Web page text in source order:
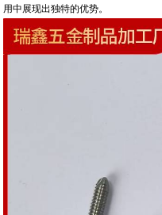
用中展现出独特的优势。